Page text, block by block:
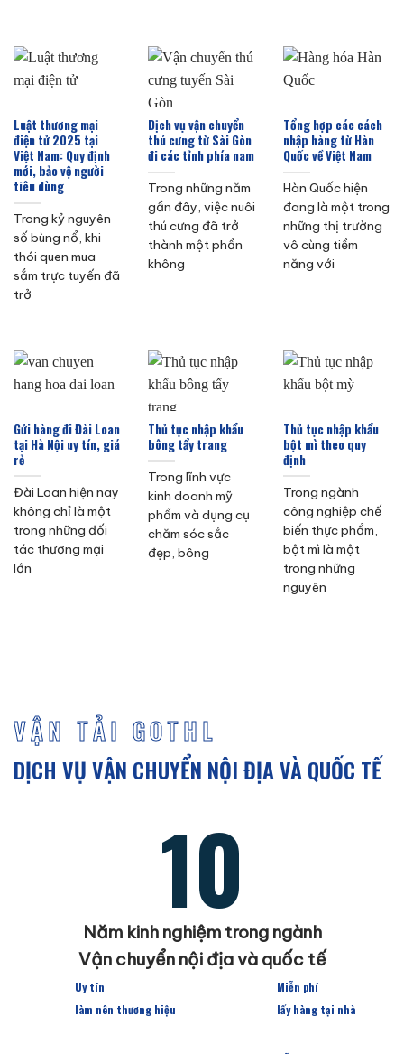
Luật thương mại
điện tử 2025 tại
Việt Nam: Quy định
mới, bảo vệ người
tiêu dùng
Trong kỷ nguyên
số bùng nổ, khi
thói quen mua
sắm trực tuyến đã
trở
Dịch vụ vận chuyển
thú cưng từ Sài Gòn
đi các tỉnh phía nam
Trong những năm
gần đây, việc nuôi
thú cưng đã trở
thành một phần
không
Tổng hợp các cách
nhập hàng từ Hàn
Quốc về Việt Nam
Hàn Quốc hiện
đang là một trong
những thị trường
vô cùng tiềm
năng với
Gửi hàng đi Đài Loan
tại Hà Nội uy tín, giá
rẻ
Đài Loan hiện nay
không chỉ là một
trong những đối
tác thương mại
lớn
Thủ tục nhập khẩu
bông tẩy trang
Trong lĩnh vực
kinh doanh mỹ
phẩm và dụng cụ
chăm sóc sắc
đẹp, bông
Thủ tục nhập khẩu
bột mì theo quy
định
Trong ngành
công nghiệp chế
biến thực phẩm,
bột mì là một
trong những
nguyên
VẬN TẢI GOTHL
DỊCH VỤ VẬN CHUYỂN NỘI ĐỊA VÀ QUỐC TẾ
10
Năm kinh nghiệm trong ngành
Vận chuyển nội địa và quốc tế
Uy tín
làm nên thương hiệu
Miễn phí
lấy hàng tại nhà